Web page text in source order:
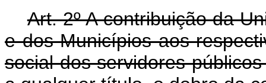
Art. 2º A contribuição da
e dos Municípios aos
social dos servidores